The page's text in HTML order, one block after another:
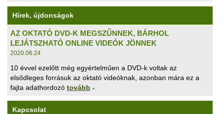
Hírek, újdonságok
AZ OKTATÓ DVD-K MEGSZŰNNEK, BÁRHOL
LEJÁTSZHATÓ ONLINE VIDEÓK JÖNNEK
2020.06.24
10 évvel ezelőtt még egyértelműen a DVD-k voltak az
elsődleges forrásuk az oktató videóknak, azonban mára ez a
fajta adathordozó tovább »
Kapcsolat